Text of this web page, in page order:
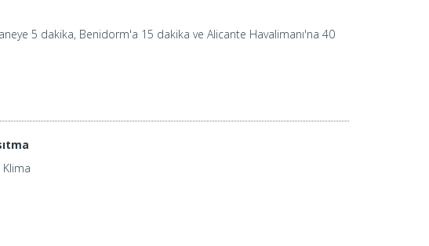
5 dakika, Benidorm'a 15 dakika ve Alicante Havalimanı'na 40
Klima